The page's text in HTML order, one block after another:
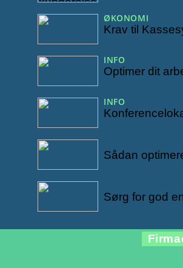
ØKONOMI
Krav til
INFO
Optimer dit
INFO
Sådan
Sørg for god